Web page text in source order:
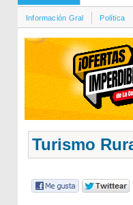
Información Gral Política
Turismo